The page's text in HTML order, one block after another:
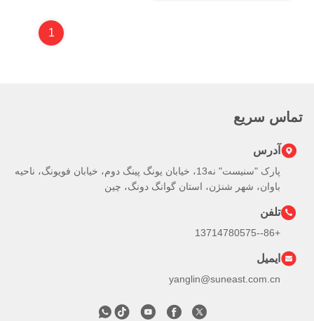
1
تماس سریع
آدرس
پارک "سنيست" نه13، خیابان یونگ پینگ دوم، خیابان فویونگ، ناحیه
باوان، شهر شنژن، استان گوانگ دونگ، چین
تلفن
+86--13714780575
ایمیل
yanglin@suneast.com.cn